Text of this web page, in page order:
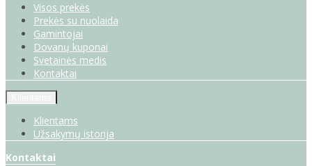
Visos prekės
Prekės su nuolaida
Gamintojai
Dovanų kuponai
Svetainės medis
Kontaktai
Klientams
Užsakymų istorija
Kontaktai